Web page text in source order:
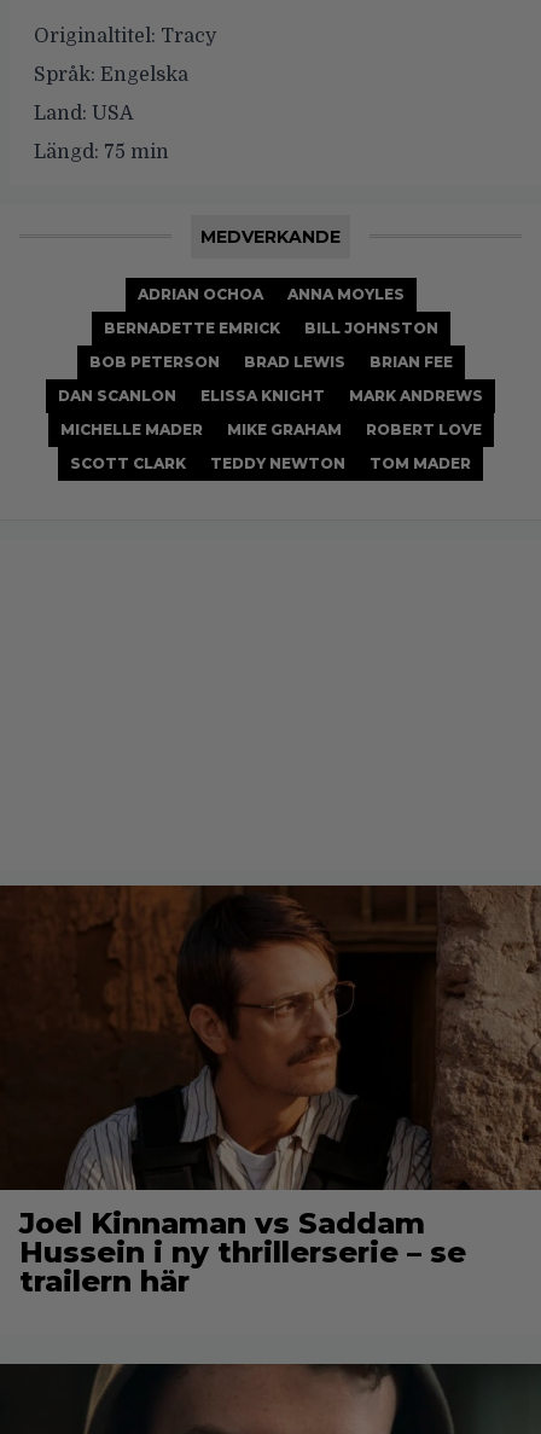
Originaltitel: Tracy
Språk: Engelska
Land: USA
Längd: 75 min
MEDVERKANDE
ADRIAN OCHOA
ANNA MOYLES
BERNADETTE EMRICK
BILL JOHNSTON
BOB PETERSON
BRAD LEWIS
BRIAN FEE
DAN SCANLON
ELISSA KNIGHT
MARK ANDREWS
MICHELLE MADER
MIKE GRAHAM
ROBERT LOVE
SCOTT CLARK
TEDDY NEWTON TOM MADER
Joel Kinnaman vs Saddam
Hussein i ny thrillerserie – se
trailern här